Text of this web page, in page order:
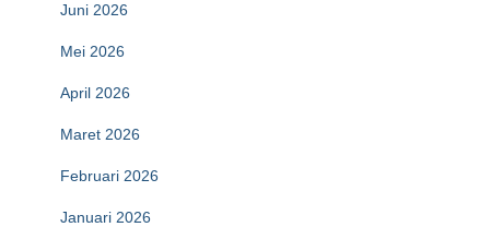
Juni 2026
Mei 2026
April 2026
Maret 2026
Februari 2026
Januari 2026